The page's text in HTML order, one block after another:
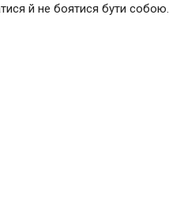
й не боятися бути собою.